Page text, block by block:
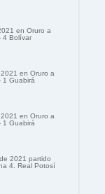
en Oruro a
4 Bolívar
en Oruro a
1 Guabirá
en Oruro a
1 Guabirá
2021 partido
4. Real Potosí